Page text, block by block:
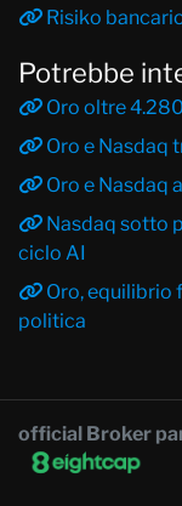
Risiko
Potrebbe
Oro oltre
Oro e Nasdaq
Oro e Nasdaq
Nasdaq sotto
ciclo AI
Oro, equilibrio
politica
official Broker